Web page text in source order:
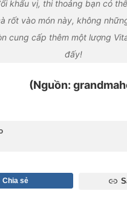
khẩu vị, thi thoảng bạn có
rốt vào món này, không
cung cấp thêm một lượng
đấy!
(Nguồn:
Chia sẻ